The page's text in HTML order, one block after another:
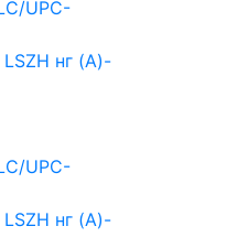
LSZH нг (A)-
LSZH нг (A)-